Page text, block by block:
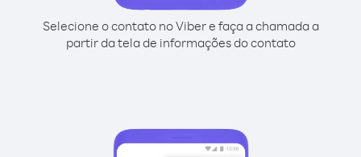
Selecione o contato no Viber e faça a chamada a
partir da tela de informações do contato